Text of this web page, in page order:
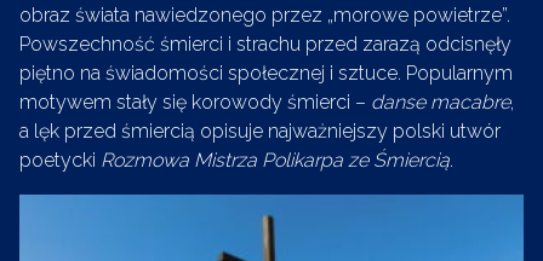
obraz świata nawiedzonego przez „morowe powietrze”.
Powszechność śmierci i strachu przed zarazą odcisnęły
piętno na świadomości społecznej i sztuce. Popularnym
motywem stały się korowody śmierci – danse macabre,
a lęk przed śmiercią opisuje najważniejszy polski utwór
poetycki Rozmowa Mistrza Polikarpa ze Śmiercią.